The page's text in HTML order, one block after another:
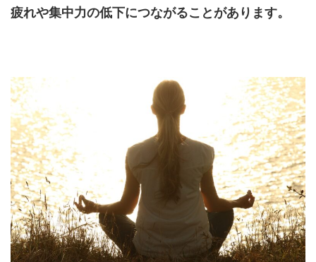
疲れや集中力の低下につながることがあります。